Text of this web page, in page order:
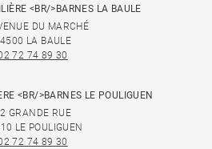
<BR/>BARNES LA BAULE
DU MARCHÉ
LA BAULE
72 74 89 30
<BR/>BARNES LE POULIGUEN
GRANDE RUE
LE POULIGUEN
72 74 89 30